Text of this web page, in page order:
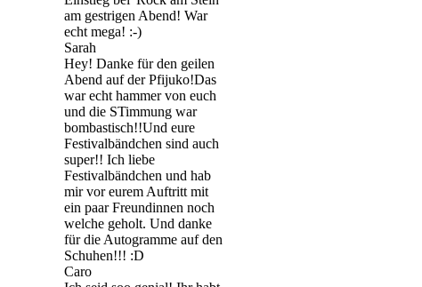
am gestrigen Abend! War
echt mega! :-)
Sarah
Hey! Danke für den geilen
Abend auf der Pfijuko!Das
war echt hammer von euch
und die STimmung war
bombastisch!!Und eure
Festivalbändchen sind auch
super!! Ich liebe
Festivalbändchen und hab
mir vor eurem Auftritt mit
ein paar Freundinnen noch
welche geholt. Und danke
für die Autogramme auf den
Schuhen!!! :D
Caro